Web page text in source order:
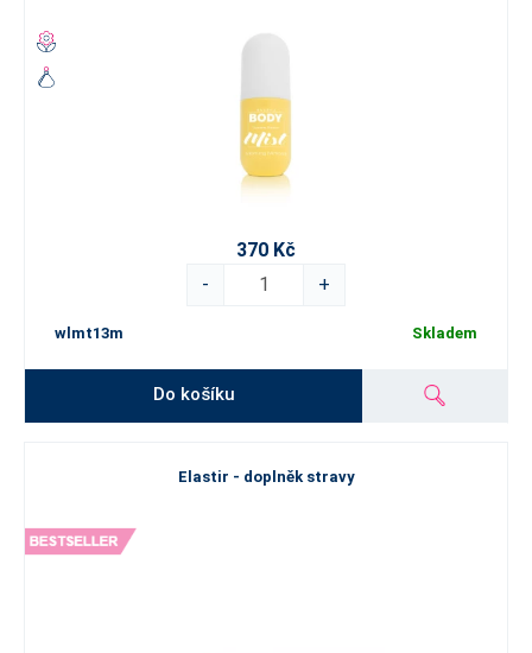
370 Kč
-
+
wlmt13m Skladem
Do košíku
Elastir - doplněk stravy